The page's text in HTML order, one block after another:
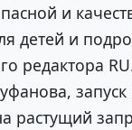
и
детей и
редактора
,
растущий